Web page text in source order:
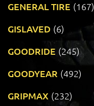
GENERAL TIRE (167)
GISLAVED (6)
GOODRIDE (245)
GOODYEAR (492)
GRIPMAX (232)